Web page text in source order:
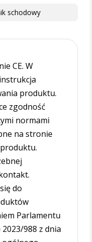
schodowy
CE. W
produktu.
zgodność
normami
na stronie
do
Parlamentu
988 z dnia